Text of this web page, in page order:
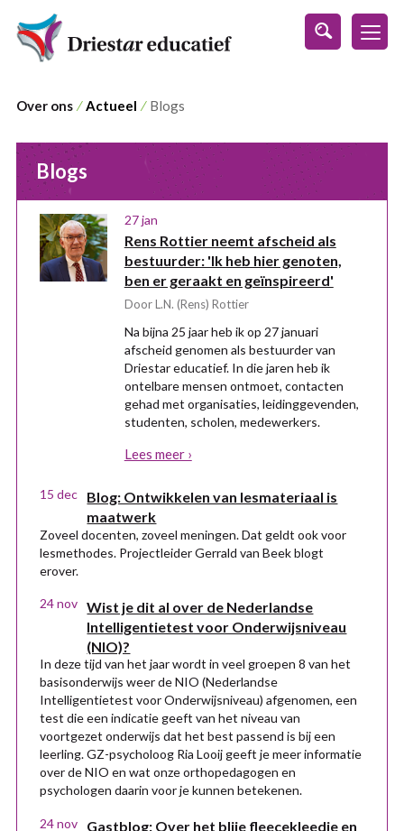
s
Over ons ⁄ Actueel ⁄ Blogs
Blogs
27 jan
Rens Rottier neemt afscheid als
bestuurder: 'Ik heb hier genoten,
ben er geraakt en geïnspireerd'
Door L.N. (Rens) Rottier
Na bijna 25 jaar heb ik op 27 januari
afscheid genomen als bestuurder van
Driestar educatief. In die jaren heb ik
ontelbare mensen ontmoet, contacten
gehad met organisaties, leidinggevenden,
studenten, scholen, medewerkers.
Lees meer ›
15 dec
Blog: Ontwikkelen van lesmateriaal is
maatwerk
Zoveel docenten, zoveel meningen. Dat geldt ook voor
lesmethodes. Projectleider Gerrald van Beek blogt
erover.
24 nov
Wist je dit al over de Nederlandse
Intelligentietest voor Onderwijsniveau
(NIO)?
In deze tijd van het jaar wordt in veel groepen 8 van het
basisonderwijs weer de NIO (Nederlandse
Intelligentietest voor Onderwijsniveau) afgenomen, een
test die een indicatie geeft van het niveau van
voortgezet onderwijs dat het best passend is bij een
leerling. GZ-psycholoog Ria Looij geeft je meer informatie
over de NIO en wat onze orthopedagogen en
psychologen daarin voor je kunnen betekenen.
24 nov
Gastblog: Over het blije fleecekleedje en